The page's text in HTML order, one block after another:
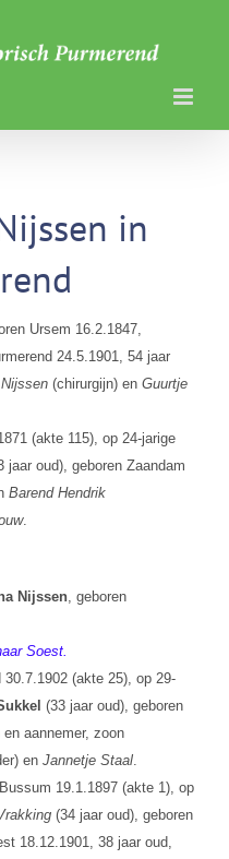
in
Ursem 16.2.1847,
24.5.1901, 54 jaar
(chirurgijn) en Guurtje
(akte 115), op 24-jarige
jaar oud), geboren Zaandam
Barend Hendrik
.
Nijssen, geboren
Soest.
30.7.1902 (akte 25), op 29-
(33 jaar oud), geboren
aannemer, zoon
en Jannetje Staal.
19.1.1897 (akte 1), op
(34 jaar oud), geboren
18.12.1901, 38 jaar oud,